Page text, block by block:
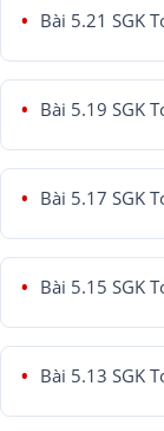
Bài 5.21 SGK
Bài 5.19 SGK
Bài 5.17 SGK
Bài 5.15 SGK
Bài 5.13 SGK